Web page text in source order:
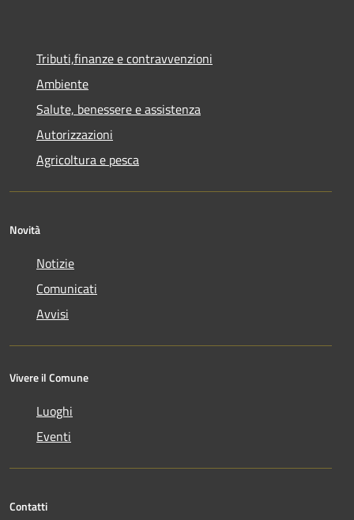
Tributi,finanze e contravvenzioni
Ambiente
Salute, benessere e assistenza
Autorizzazioni
Agricoltura e pesca
Novità
Notizie
Comunicati
Avvisi
Vivere il Comune
Luoghi
Eventi
Contatti